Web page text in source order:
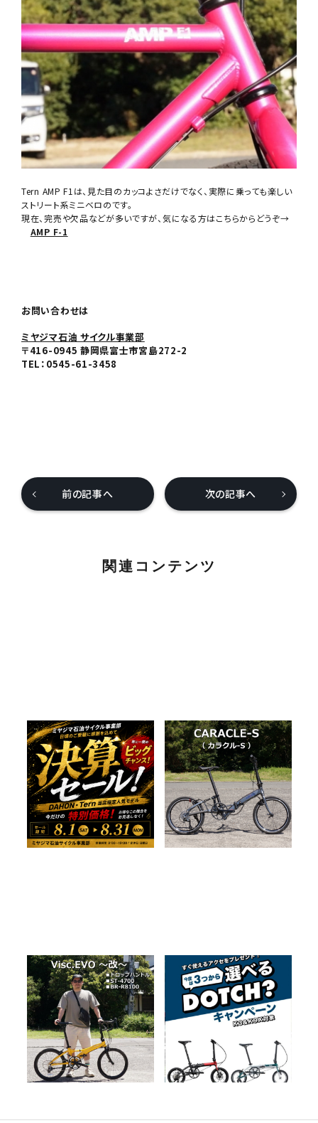
Tern AMP F1は、見た目のカッコよさだけでなく、実際に乗っても楽しい
ストリート系ミニベロのです。
現在、完売や欠品などが多いですが、気になる方はこちらからどうぞ→
AMP F-1
お問い合わせは
ミヤジマ石油 サイクル事業部
〒416-0945 静岡県富士市宮島272-2
TEL：0545-61-3458
前の記事へ 次の記事へ
関連コンテンツ
年に一度のビッグチャン
ス！ 決算セール開催中で
す。
2026.07.31
BLOG NEWS
20インチ世界最小折り畳み
スポーツ折りたたみバイク
CARACLE-S（カラクルS）納
車しました
2026.07.18
BLOG 納車
DAHON Visc EVO ドロップ
ハンドル仕様にカスタムしま
した！
2026.06.27
BLOG カスタム 納車
DAHON 選べるアクセサリ
ーをプレゼント！「DOTCHキ
ャンペーン」実施中
2026.05.21
NEWS